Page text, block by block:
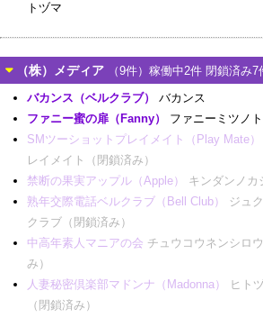
トヅマ
（株）メディア （9件）稼働中2件 閉鎖済み7
バカンス（ベルクラブ）
バカンス
ファニー蜜の扉（Fanny）
ファニーミツノ
SMツーショットプレイメイト（Play Mate）
レイメイト（閉鎖済み）
禁断の果実アップル（Apple）
キンダンノカ
熟年交際電話ベルクラブ（Bell Club）
ジュ
クラブ（閉鎖済み）
中高年素人マニアの会 チュウコウネンシロ
み）
人妻秘密倶楽部マドンナ（Madonna）
ヒト
（閉鎖済み）